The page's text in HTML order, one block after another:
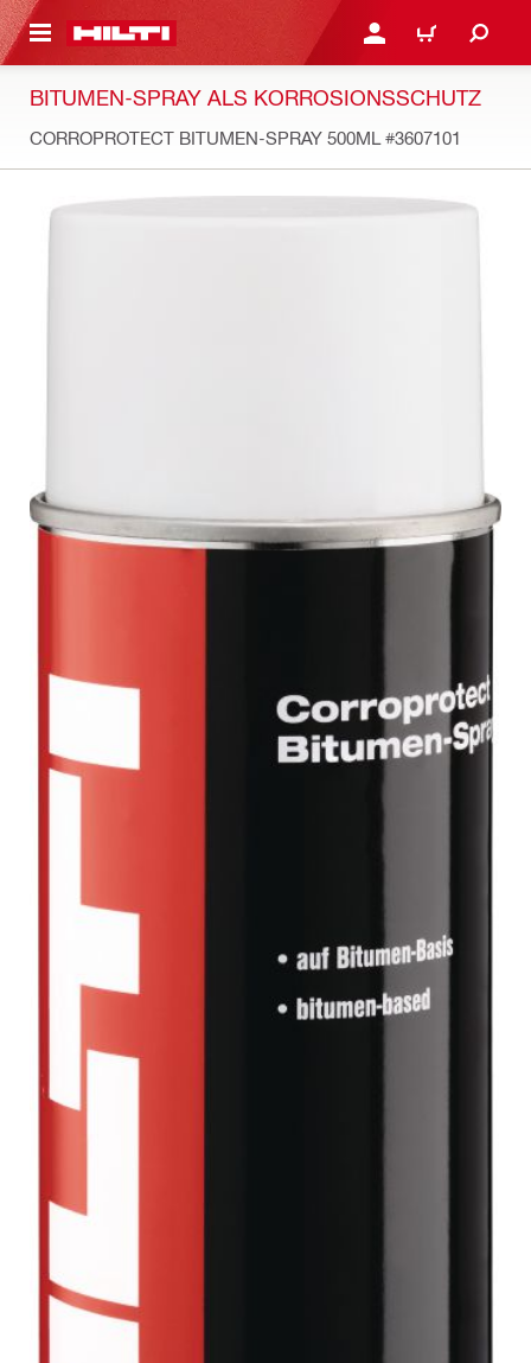
ANMELDEN ODER
WARENKORB
BITUMEN-SPRAY ALS KORROSIONSSCHUTZ
CORROPROTECT BITUMEN-SPRAY 500ML #3607101